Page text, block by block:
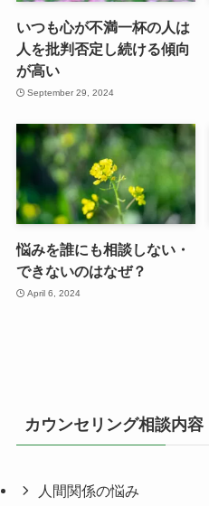
いつも心が不満一杯の人は
人を批判否定し続ける傾向
が高い
September 29, 2024
悩みを誰にも相談しない・
できないのはなぜ？
April 6, 2024
カウンセリング相談内容
人間関係の悩み